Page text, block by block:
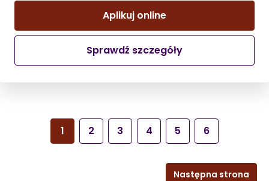
Aplikuj online
Sprawdź szczegóły
1 2 3 4 5 6
Następna strona